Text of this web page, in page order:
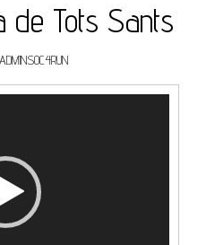
de Tots Sants
ADMINS0C4RUN